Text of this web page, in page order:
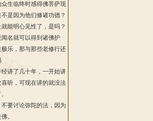
众生临终时感得佛菩萨现
是因为他们修诸功德？
能明心见性了，是吗？
闻名就可以得到诸佛护
极乐，那与那些老修行还
经讲了几十年，一开始讲
喜听，可现在讲的就没法
要讨论弥陀的法，因为
。